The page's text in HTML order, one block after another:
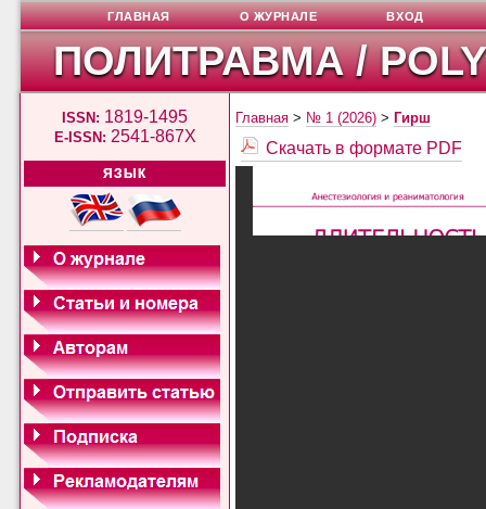
ПОЛИТРАВМА /
ISSN: 1819-1495
E-ISSN: 2541-867X
ЯЗЫК
ГЛАВНАЯ О ЖУРНАЛЕ ВХОД
Главная > № 1 (2026) > Гирш
Скачать в формате PDF